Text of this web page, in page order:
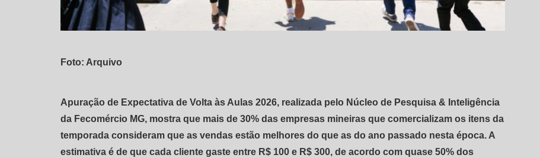
Foto: Arquivo
Apuração de Expectativa de Volta às Aulas 2026, realizada pelo Núcleo de Pesquisa & Inteligência
da Fecomércio MG, mostra que mais de 30% das empresas mineiras que comercializam os itens da
temporada consideram que as vendas estão melhores do que as do ano passado nesta época. A
estimativa é de que cada cliente gaste entre R$ 100 e R$ 300, de acordo com quase 50% dos